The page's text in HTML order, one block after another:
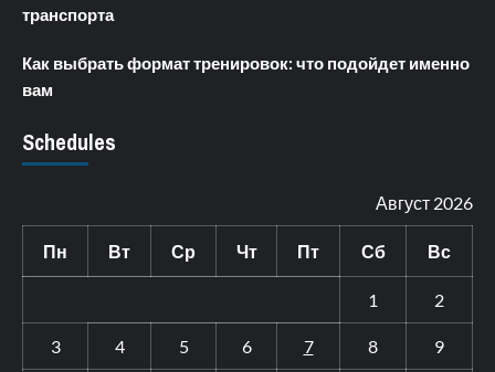
транспорта
Как выбрать формат тренировок: что подойдет именно
вам
Schedules
Август 2026
Пн Вт Ср Чт Пт Сб Вс
1 2
3 4 5 6 7 8 9